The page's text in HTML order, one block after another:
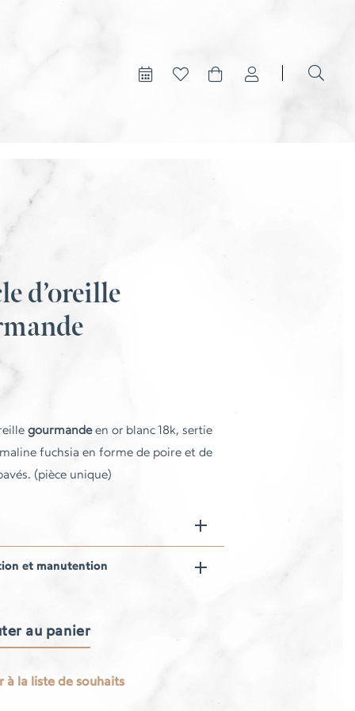
d’oreille
gourmandeen or blanc 18k, sertie
fuchsia en forme de poire et de
(pièce unique)
et manutention
au panier
à la liste de souhaits